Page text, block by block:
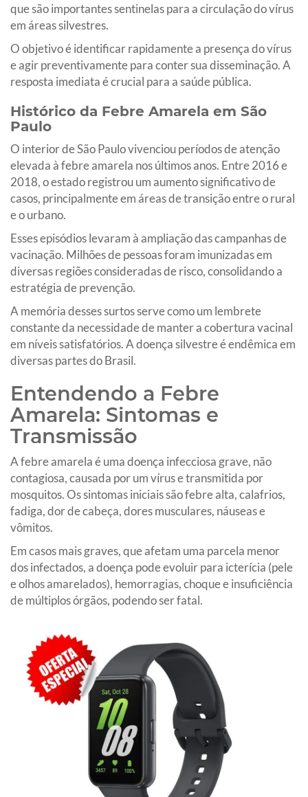
que são importantes sentinelas para a circulação do vírus
em áreas silvestres.
O objetivo é identificar rapidamente a presença do vírus
e agir preventivamente para conter sua disseminação. A
resposta imediata é crucial para a saúde pública.
Histórico da Febre Amarela em São
Paulo
O interior de São Paulo vivenciou períodos de atenção
elevada à febre amarela nos últimos anos. Entre 2016 e
2018, o estado registrou um aumento significativo de
casos, principalmente em áreas de transição entre o rural
e o urbano.
Esses episódios levaram à ampliação das campanhas de
vacinação. Milhões de pessoas foram imunizadas em
diversas regiões consideradas de risco, consolidando a
estratégia de prevenção.
A memória desses surtos serve como um lembrete
constante da necessidade de manter a cobertura vacinal
em níveis satisfatórios. A doença silvestre é endêmica em
diversas partes do Brasil.
Entendendo a Febre
Amarela: Sintomas e
Transmissão
A febre amarela é uma doença infecciosa grave, não
contagiosa, causada por um vírus e transmitida por
mosquitos. Os sintomas iniciais são febre alta, calafrios,
fadiga, dor de cabeça, dores musculares, náuseas e
vômitos.
Em casos mais graves, que afetam uma parcela menor
dos infectados, a doença pode evoluir para icterícia (pele
e olhos amarelados), hemorragias, choque e insuficiência
de múltiplos órgãos, podendo ser fatal.